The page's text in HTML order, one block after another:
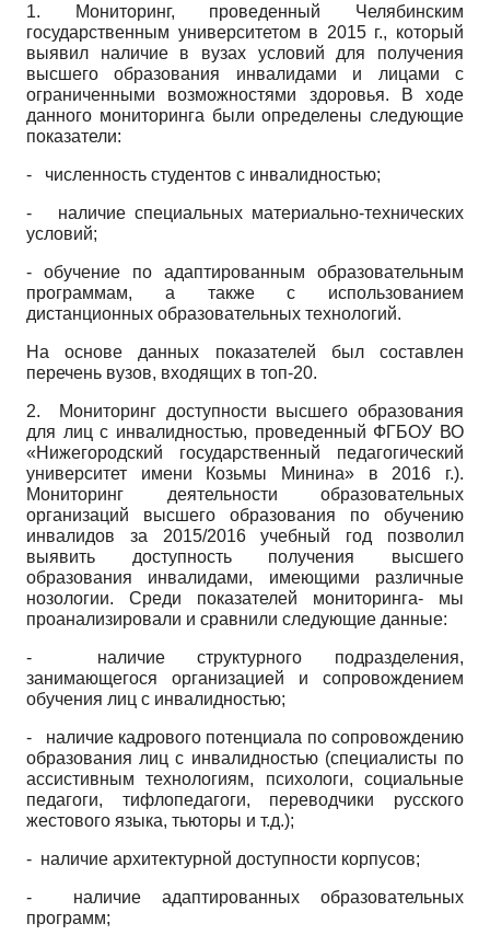
1. Мониторинг, проведенный Челябинским
государственным университетом в 2015 г., который
выявил наличие в вузах условий для получения
высшего образования инвалидами и лицами с
ограниченными возможностями здоровья. В ходе
данного мониторинга были определены следующие
показатели:
- численность студентов с инвалидностью;
- наличие специальных материально-­технических
условий;
- обучение по адаптированным образовательным
программам, а также с использованием
дистанционных образовательных технологий.
На основе данных показателей был составлен
перечень вузов, входящих в топ-20.
2. Мониторинг доступности высшего образования
для лиц с инвалидностью, проведенный ФГБОУ ВО
«Нижегородский государственный педагогический
университет имени Козьмы Минина» в 2016 г.).
Мониторинг деятельности образовательных
организаций высшего образования по обучению
инвалидов за 2015/2016 учебный год позволил
выявить доступность получения высшего
образования инвалидами, имеющими различные
нозологии. Среди показателей мониторинга- мы
проанализировали и сравнили следующие данные:
- наличие структурного подразделения,
занимающегося организацией и сопровождением
обучения лиц с инвалидностью;
- наличие кадрового потенциала по сопровождению
образования лиц с инвалидностью (специалисты по
ассистивным технологиям, психологи, социальные
педагоги, тиф­лопедагоги, переводчики русского
жестового языка, тьюторы и т.д.);
- наличие архитектурной доступности корпусов;
- наличие адаптированных образовательных
программ;